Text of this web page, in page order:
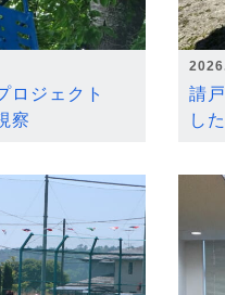
ロジェクト
察
請
した